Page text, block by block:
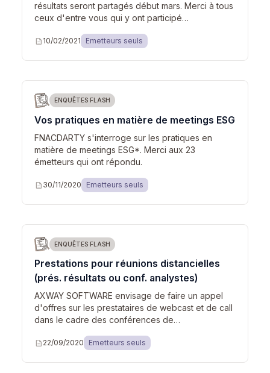
résultats seront partagés début mars. Merci à tous
ceux d'entre vous qui y ont participé…
description 10/02/2021 Emetteurs seuls
ENQUÊTES FLASH
Vos pratiques en matière de meetings ESG
FNACDARTY s'interroge sur les pratiques en
matière de meetings ESG*. Merci aux 23
émetteurs qui ont répondu.
description 30/11/2020 Emetteurs seuls
ENQUÊTES FLASH
Prestations pour réunions distancielles
(prés. résultats ou conf. analystes)
AXWAY SOFTWARE envisage de faire un appel
d'offres sur les prestataires de webcast et de call
dans le cadre des conférences de…
description 22/09/2020 Emetteurs seuls